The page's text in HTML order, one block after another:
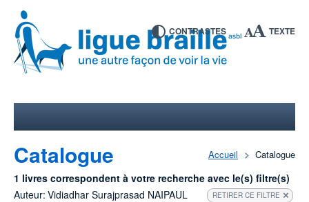
CONTRASTES TEXTE
Accueil Catalogue
Catalogue
1 livres correspondent à votre recherche avec le(s) filtre(s)
Auteur: Vidiadhar Surajprasad NAIPAUL RETIRER CE FILTRE